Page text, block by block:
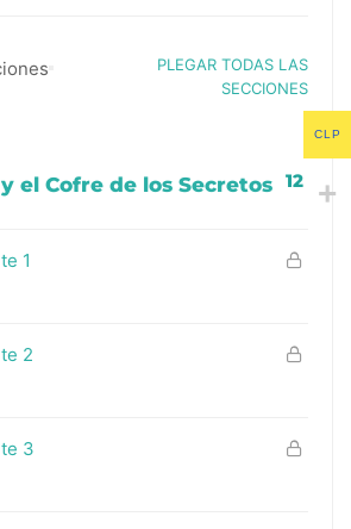
PLEGAR TODAS LAS
SECCIONES
el Cofre de los Secretos 12
1
2
3
CLP